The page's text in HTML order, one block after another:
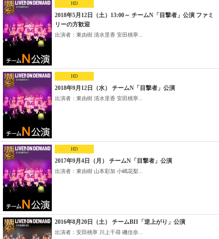
HD
2018年5月12日（土）13:00～ チームN「目撃者」公演 ファミ
リーの方歓迎
出演者：東由樹 清水里香 安田桃寧...
HD
2018年9月12日（水） チームN「目撃者」公演
出演者：東由樹 清水里香 安田桃寧...
HD
2017年9月4日（月） チームN「目撃者」公演
出演者：東由樹 山本彩加 小嶋花梨...
2016年8月20日（土） チームBII「逆上がり」公演
出演者：安田桃寧 川上千尋 磯佳奈...